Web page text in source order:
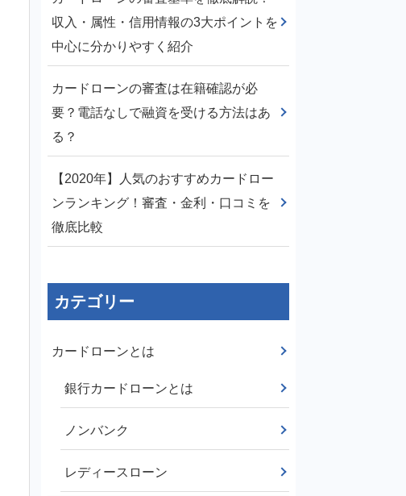
収入・属性・信用情報の3大ポイントを
中心に分かりやすく紹介
カードローンの審査は在籍確認が必
要？電話なしで融資を受ける方法はあ
る？
【2020年】人気のおすすめカードロー
ンランキング！審査・金利・口コミを
徹底比較
カテゴリー
カードローンとは
銀行カードローンとは
ノンバンク
レディースローン